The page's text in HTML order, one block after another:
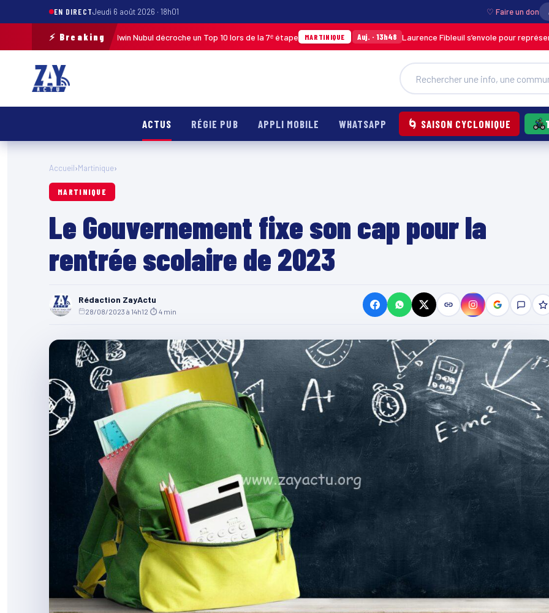
EN DIRECTJeudi 6 août 2026 · 18h01 ♡ Faire un don
⚡ Breaking
2026 : Edwin Nubul décroche un Top 10 lors de la 7ᵉ étape MARTINIQUE Auj. · 13h48 Laurence Fibleuil s’envole pour représenter la
ACTUS RÉGIE PUB APPLI MOBILE WHATSAPP 🌀 SAISON CYCLONIQUE
Accueil›Martinique›
MARTINIQUE
Le Gouvernement fixe son cap pour la
rentrée scolaire de 2023
Rédaction ZayActu
28/08/2023 à 14h12 ⏱ 4 min